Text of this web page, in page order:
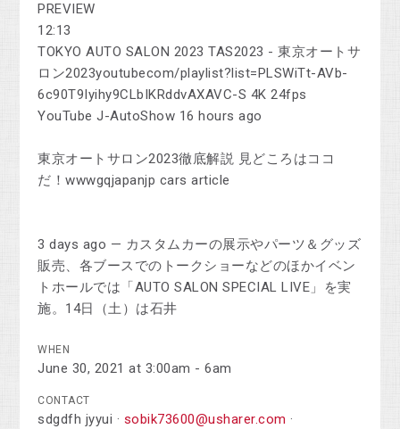
PREVIEW
12:13
TOKYO AUTO SALON 2023 TAS2023 - 東京オートサ
ロン2023youtubecom/playlist?list=PLSWiTt-AVb-
6c90T9Iyihy9CLbIKRddvAXAVC-S 4K 24fps
YouTube J-AutoShow 16 hours ago
東京オートサロン2023徹底解説 見どころはココ
だ！wwwgqjapanjp cars article
3 days ago — カスタムカーの展示やパーツ＆グッズ
販売、各ブースでのトークショーなどのほかイベン
トホールでは「AUTO SALON SPECIAL LIVE」を実
施。14日（土）は石井
WHEN
June 30, 2021 at 3:00am - 6am
CONTACT
sdgdfh jyyui · sobik73600@usharer.com ·